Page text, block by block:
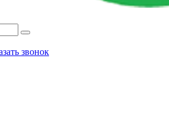
звонок